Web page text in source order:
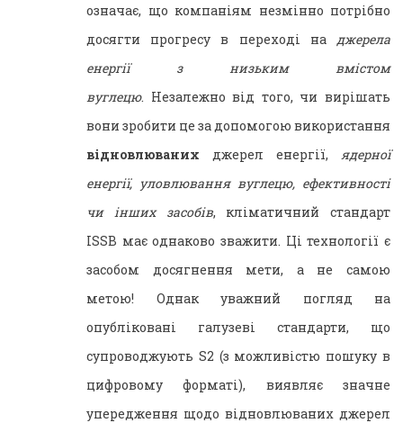
означає, що компаніям незмінно потрібно
досягти прогресу в переході на джерела
енергії з низьким вмістом
вуглецю. Незалежно від того, чи вирішать
вони зробити це за допомогою використання
відновлюваних джерел енергії, ядерної
енергії, уловлювання вуглецю, ефективності
чи інших засобів, кліматичний стандарт
ISSB має однаково зважити. Ці технології є
засобом досягнення мети, а не самою
метою! Однак уважний погляд на
опубліковані галузеві стандарти, що
супроводжують S2 (з можливістю пошуку в
цифровому форматі), виявляє значне
упередження щодо відновлюваних джерел